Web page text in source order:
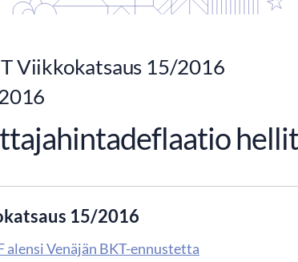
Viikkokatsaus 15/2016
15/2016
alensi Venäjän BKT-ennustetta